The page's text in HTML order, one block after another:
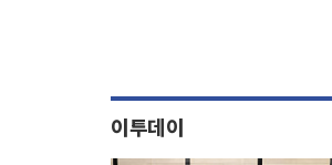
이투데이